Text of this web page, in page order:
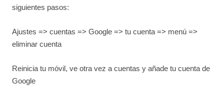
siguientes pasos:
Ajustes => cuentas => Google => tu cuenta => menú =>
eliminar cuenta
Reinicia tu móvil, ve otra vez a cuentas y añade tu cuenta de
Google